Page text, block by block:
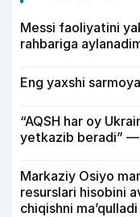
Messi faoliyatini
rahbariga
Eng yaxshi
“AQSH har oy
yetkazib beradi”
Markaziy Osiyo
resurslari hisobini
chiqishni ma’qulladi